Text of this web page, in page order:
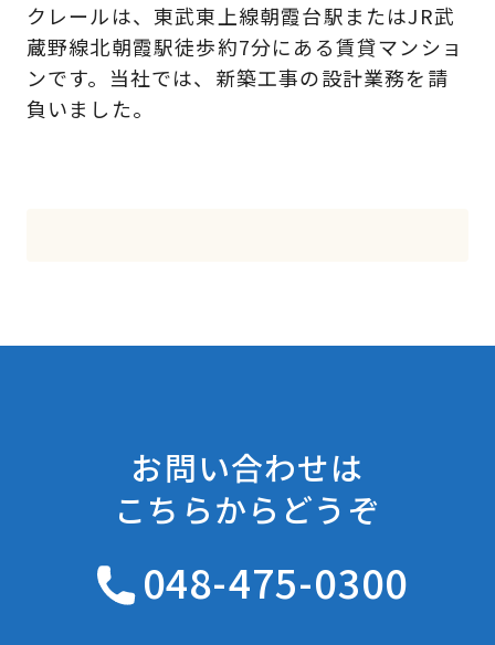
クレールは、東武東上線朝霞台駅またはJR武
蔵野線北朝霞駅徒歩約7分にある賃貸マンショ
ンです。当社では、新築工事の設計業務を請
負いました。
お問い合わせは
こちらからどうぞ
048-475-0300